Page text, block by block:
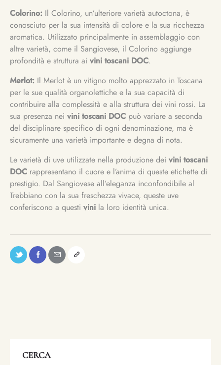
Colorino: Il Colorino, un’ulteriore varietà autoctona, è
conosciuto per la sua intensità di colore e la sua ricchezza
aromatica. Utilizzato principalmente in assemblaggio con
altre varietà, come il Sangiovese, il Colorino aggiunge
profondità e struttura ai vini toscani DOC.
Merlot: Il Merlot è un vitigno molto apprezzato in Toscana
per le sue qualità organolettiche e la sua capacità di
contribuire alla complessità e alla struttura dei vini rossi. La
sua presenza nei vini toscani DOC può variare a seconda
del disciplinare specifico di ogni denominazione, ma è
sicuramente una varietà importante e degna di nota.
Le varietà di uve utilizzate nella produzione dei vini toscani
DOC rappresentano il cuore e l’anima di queste etichette di
prestigio. Dal Sangiovese all’eleganza inconfondibile al
Trebbiano con la sua freschezza vivace, queste uve
conferiscono a questi vini la loro identità unica.
CERCA